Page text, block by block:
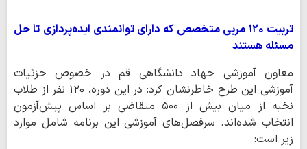
تربیت ۱۲۰ مربی متخصص که دارای توانمندی ایده‌پردازی تا حل
مسئله هستند
معاون آموزشی جهاد دانشگاهی قم در خصوص جزئیات
آموزشی این طرح خاطرنشان کرد: در این دوره، ۱۲۰ نفر از طلاب
نخبه از میان بیش از ۵۰۰ متقاضی بر اساس پیش‌آزمون
انتخاب شده‌اند. سرفصل‌های آموزشی این برنامه شامل موارد
زیر است: